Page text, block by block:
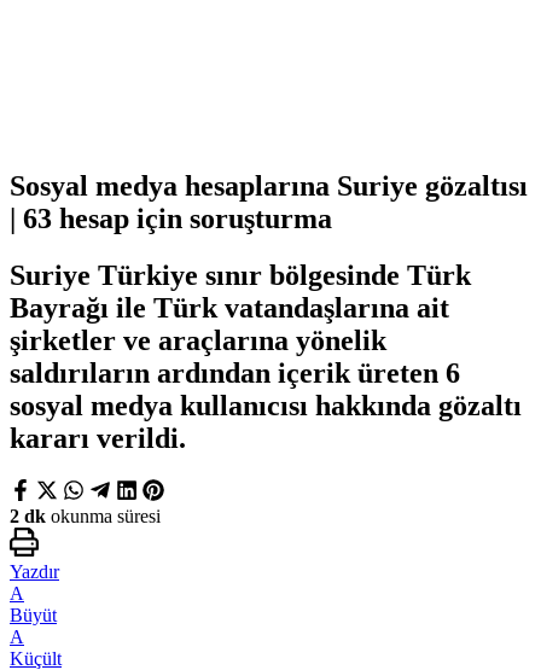
Sosyal medya hesaplarına Suriye gözaltısı
| 63 hesap için soruşturma
Suriye Türkiye sınır bölgesinde Türk
Bayrağı ile Türk vatandaşlarına ait
şirketler ve araçlarına yönelik
saldırıların ardından içerik üreten 6
sosyal medya kullanıcısı hakkında gözaltı
kararı verildi.
2 dk okunma süresi
Yazdır
A
Büyüt
A
Küçült